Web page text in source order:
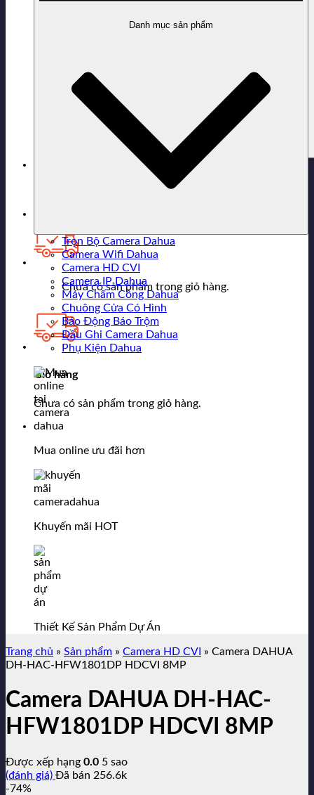
Chưa có sản phẩm trong giỏ hàng.
Giỏ hàng
Chưa có sản phẩm trong giỏ hàng.
Danh mục sản phẩm
Trọn Bộ Camera Dahua
Camera Wifi Dahua
Camera HD CVI
Camera IP Dahua
Máy Chấm Công Dahua
Chuông Cửa Có Hình
Báo Động Báo Trộm
Đầu Ghi Camera Dahua
Phụ Kiện Dahua
Mua online ưu đãi hơn
Khuyến mãi HOT
Thiết Kế Sản Phẩm Dự Án
Trang chủ » Sản phẩm » Camera HD CVI » Camera DAHUA
DH-HAC-HFW1801DP HDCVI 8MP
Camera DAHUA DH-HAC-
HFW1801DP HDCVI 8MP
Được xếp hạng 0.0 5 sao
(đánh giá) Đã bán 256.6k
-74%